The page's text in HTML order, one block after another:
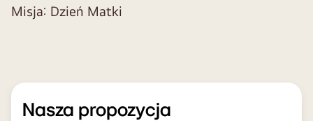
Misja: Dzień Matki
Nasza propozycja